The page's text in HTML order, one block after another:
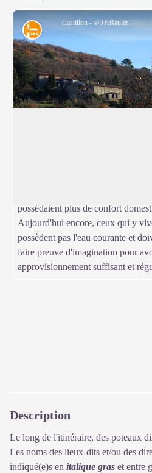
Castillon - © JF.Raulet
Architecture
possédaient plus de confort
Aujourd'hui encore, ceux qui y
possèdent pas l'eau courante et
faire preuve d'imagination pour
approvisionnement suffisant et
Description
Le long de l'itinéraire, des poteaux
Les noms des lieux-dits et/ou des
indiqué(e)s en italique gras et entre